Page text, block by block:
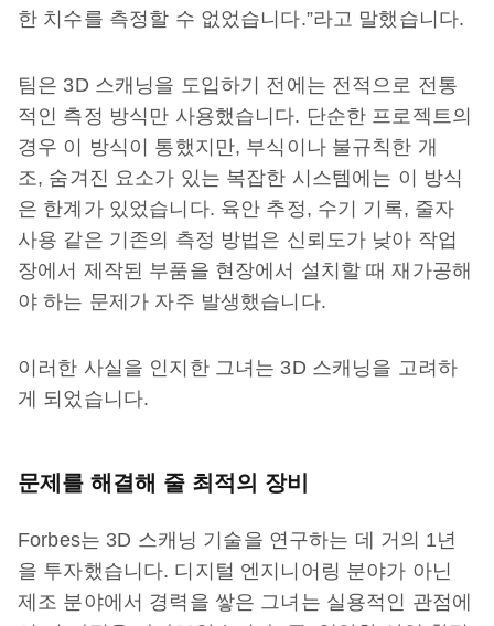
한 치수를 측정할 수 없었습니다.”라고 말했습니다.
팀은 3D 스캐닝을 도입하기 전에는 전적으로 전통
적인 측정 방식만 사용했습니다. 단순한 프로젝트의
경우 이 방식이 통했지만, 부식이나 불규칙한 개
조, 숨겨진 요소가 있는 복잡한 시스템에는 이 방식
은 한계가 있었습니다. 육안 추정, 수기 기록, 줄자
사용 같은 기존의 측정 방법은 신뢰도가 낮아 작업
장에서 제작된 부품을 현장에서 설치할 때 재가공해
야 하는 문제가 자주 발생했습니다.
이러한 사실을 인지한 그녀는 3D 스캐닝을 고려하
게 되었습니다.
문제를 해결해 줄 최적의 장비
Forbes는 3D 스캐닝 기술을 연구하는 데 거의 1년
을 투자했습니다. 디지털 엔지니어링 분야가 아닌
제조 분야에서 경력을 쌓은 그녀는 실용적인 관점에